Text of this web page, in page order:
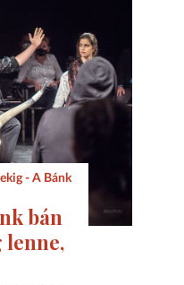
- A Bánk
bán
lenne,